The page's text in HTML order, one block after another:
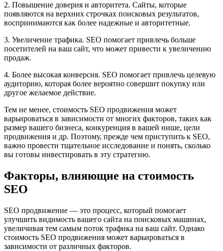
2. Повышение доверия и авторитета. Сайты, которые
появляются на верхних строчках поисковых результатов,
воспринимаются как более надежные и авторитетные.
3. Увеличение трафика. SEO помогает привлечь больше
посетителей на ваш сайт, что может привести к увеличению
продаж.
4. Более высокая конверсия. SEO помогает привлечь целевую
аудиторию, которая более вероятно совершит покупку или
другое желаемое действие.
Тем не менее, стоимость SEO продвижения может
варьироваться в зависимости от многих факторов, таких как
размер вашего бизнеса, конкуренция в вашей нише, цели
продвижения и др. Поэтому, прежде чем приступить к SEO,
важно провести тщательное исследование и понять, сколько
вы готовы инвестировать в эту стратегию.
Факторы, влияющие на стоимость
SEO
SEO продвижение — это процесс, который помогает
улучшить видимость вашего сайта на поисковых машинах,
увеличивая тем самым поток трафика на ваш сайт. Однако
стоимость SEO продвижения может варьироваться в
зависимости от различных факторов.